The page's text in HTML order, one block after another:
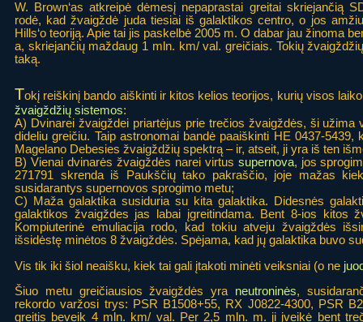
W. Brown‘as atkreipė dėmesį nepaprastai greitai skriejančią
rodė, kad žvaigždė juda tiesiai iš galaktikos centro, o jos
Hills‘o teoriją. Apie tai jis paskelbė 2005 m. O dabar jau žinoma
a, skriejančių maždaug 1 mln. km/ val. greičiais. Tokių
taką.
Tokį reiškinį bando aiškinti ir kitos kelios teorijos, kurių visos
žvaigždžių sistemos:
A) Dvinarei žvaigždei priartėjus prie trečios žvaigždės, ši užima
dideliu greičiu. Taip astronomai bandė paaiškinti HE 0437-
Magelano Debesies žvaigždžių spektrą – ir, atseit, ji yra iš ten
B) Vienai dvinarės žvaigždės narei virtus supernova, jos
271791 skrenda iš Paukščių tako pakraščio, joje mažas
susidarantys supernovos sprogimo metu;
C) Maža galaktika susiduria su kita galaktika. Didesnės
galaktikos žvaigždes jas labai įgreitindama. Bent 8-ios kitos
Kompiuterinė emuliacija rodo, kad tokiu atveju žvaigždės
išsidėstę minėtos 8 žvaigždės. Spėjama, kad jų galaktika buvo
Vis tik iki šiol neaišku, kiek tai gali įtakoti minėti veiksniai (o ne
Šiuo metu greičiausios žvaigždės yra neutroninės,
rekordo varžosi trys: PSR B1508+55, RX J0822-4300, PSR
greitis beveik 4 mln. km/ val. Per 2,5 mln. m. ji įveikė bent